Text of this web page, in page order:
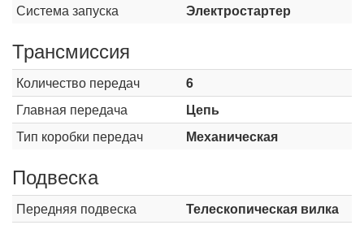
Система запуска Электростартер
Трансмиссия
Количество передач
6
Главная передача
Цепь
Тип коробки передач
Механическая
Подвеска
Передняя подвеска
Телескопическая вилка